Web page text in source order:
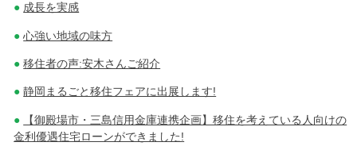
成長を実感
心強い地域の味方
移住者の声:安木さんご紹介
静岡まるごと移住フェアに出展します!
【御殿場市・三島信用金庫連携企画】移住を考えている人向けの
金利優遇住宅ローンができました!